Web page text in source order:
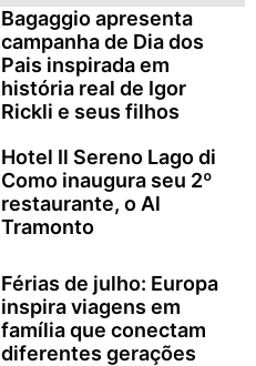
Bagaggio apresenta
campanha de Dia dos
Pais inspirada em
história real de Igor
Rickli e seus filhos
Hotel Il Sereno Lago di
Como inaugura seu 2º
restaurante, o Al
Tramonto
Férias de julho: Europa
inspira viagens em
família que conectam
diferentes gerações